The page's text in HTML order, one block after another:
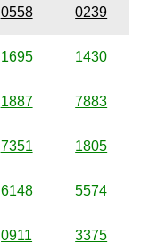
0558 0239
1695 1430
1887 7883
7351 1805
6148 5574
0911 3375